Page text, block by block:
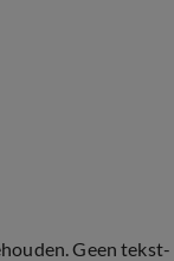
Geen tekst-